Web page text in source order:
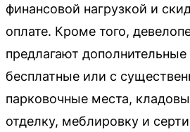
финансовой нагрузкой и
оплате. Кроме того,
предлагают
бесплатные или с
парковочные места,
отделку, меблировку и